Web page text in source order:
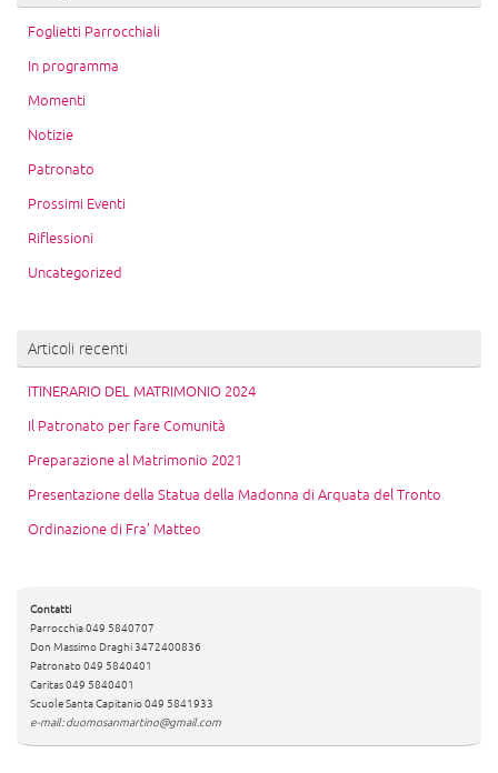
Foglietti Parrocchiali
In programma
Momenti
Notizie
Patronato
Prossimi Eventi
Riflessioni
Uncategorized
Articoli recenti
ITINERARIO DEL MATRIMONIO 2024
Il Patronato per fare Comunità
Preparazione al Matrimonio 2021
Presentazione della Statua della Madonna di Arquata del Tronto
Ordinazione di Fra’ Matteo
Contatti
Parrocchia 049 5840707
Don Massimo Draghi 3472400836
Patronato 049 5840401
Caritas 049 5840401
Scuole Santa Capitanio 049 5841933
e-mail: duomosanmartino@gmail.com